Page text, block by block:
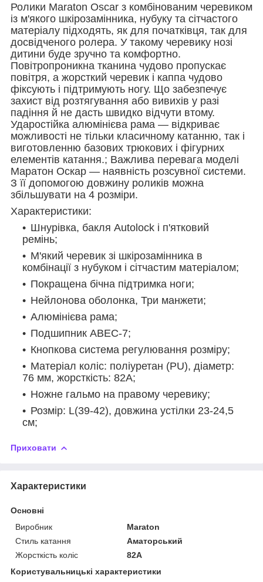
Ролики Maraton Oscar з комбінованим черевиком
із м'якого шкірозамінника, нубуку та сітчастого
матеріалу підходять, як для початківця, так для
досвідченого ролера. У такому черевику нозі
дитини буде зручно та комфортно.
Повітропроникна тканина чудово пропускає
повітря, а жорсткий черевик і каппа чудово
фіксують і підтримують ногу. Що забезпечує
захист від розтягування або вивихів у разі
падіння й не дасть швидко відчути втому.
Ударостійка алюмінієва рама — відкриває
можливості не тільки класичному катанню, так і
виготовленню базових трюкових і фігурних
елементів катання.; Важлива перевага моделі
Маратон Оскар — наявність розсувної системи.
З її допомогою довжину роликів можна
збільшувати на 4 розміри.
Характеристики:
Шнурівка, бакля Autolock і п'ятковий
ремінь;
М'який черевик зі шкірозамінника в
комбінації з нубуком і сітчастим матеріалом;
Покращена бічна підтримка ноги;
Нейлонова оболонка, Три манжети;
Алюмінієва рама;
Подшипник ABEC-7;
Кнопкова система регулювання розміру;
Матеріал коліс: поліуретан (PU), діаметр:
76 мм, жорсткість: 82А;
Ножне гальмо на правому черевику;
Розмір: L(39-42), довжина устілки 23-24,5
см;
Приховати
Характеристики
Основні
Виробник
Maraton
Стиль катання
Аматорський
Жорсткість коліс
82А
Користувальницькі характеристики